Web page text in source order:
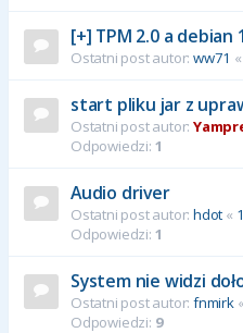
[+] TPM 2.0 a debian
Ostatni post autor: ww71 «
start pliku jar z
Ostatni post autor:
Odpowiedzi: 1
Audio driver
Ostatni post autor: hdot «
Odpowiedzi: 1
System nie widzi
Ostatni post autor: fnmirk«
Odpowiedzi: 9